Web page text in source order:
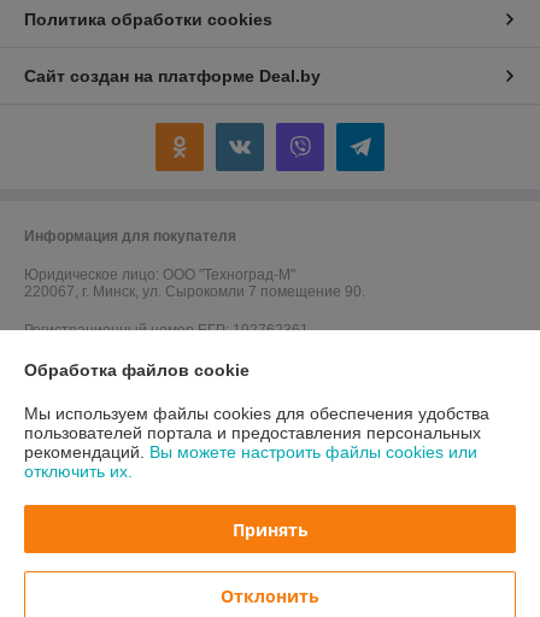
Политика обработки cookies
Сайт создан на платформе Deal.by
Информация для покупателя
Юридическое лицо: ООО "Техноград-М"
220067, г. Минск, ул. Сырокомли 7 помещение 90.
Регистрационный номер ЕГР: 192762361
УНП: 192762361
Регистрационный орган: Мингорисполком
Дата регистрации компании: 23.01.2017
Ссылка на свидетельство/лицензию
Местонахождение книги жалоб и предложений: ул. Владислава
Обработка файлов cookie
Мы используем файлы cookies для обеспечения удобства
пользователей портала и предоставления персональных
рекомендаций. Вы можете настроить файлы cookies или
отключить их.
Принять
Отклонить